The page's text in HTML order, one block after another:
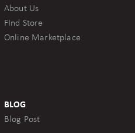
About Us
FInd Store
Online Marketplace
BLOG
Blog Post